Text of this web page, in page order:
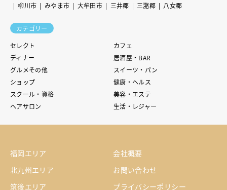
柳川市
みやま市 大牟田市 三井郡 三潴郡 八女郡
カテゴリー
セレクト
カフェ
ディナー
居酒屋・BAR
グルメその他
スイーツ・パン
ショップ
健康・ヘルス
スクール・資格
美容・エステ
ヘアサロン
生活・レジャー
福岡エリア
北九州エリア
筑後エリア
会社概要
お問い合わせ
プライバシーポリシー